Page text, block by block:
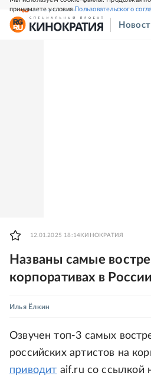
принимаете условияПользовательского
СВЕЖИЙ НОМЕР
12.01.2025 18:14 КИНОКРАТИЯ
Названы самые
корпоративах в
Илья Ёлкин
Озвучен топ-3 самых
российских артистов на
приводит aif.ru со ссылкой